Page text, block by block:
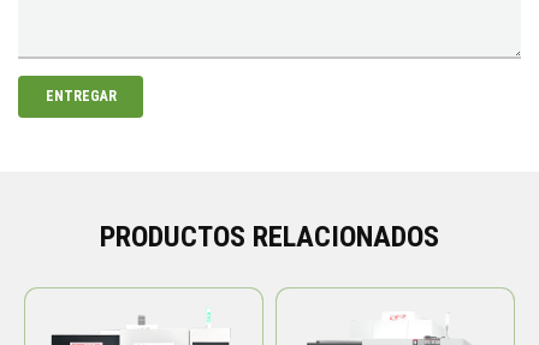
ENTREGAR
PRODUCTOS RELACIONADOS